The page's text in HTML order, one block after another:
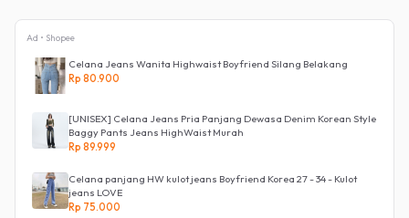
Ad • Shopee
Celana Jeans Wanita Highwaist Boyfriend Silang Belakang
Rp 80.900
[UNISEX] Celana Jeans Pria Panjang Dewasa Denim Korean Style
Baggy Pants Jeans HighWaist Murah
Rp 89.999
Celana panjang HW kulot jeans Boyfriend Korea 27 - 34 - Kulot
jeans LOVE
Rp 75.000